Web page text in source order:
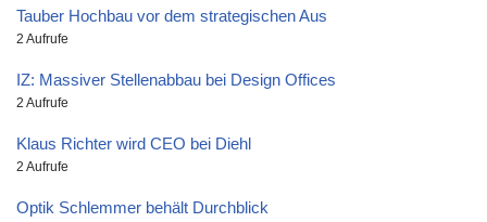
Tauber Hochbau vor dem strategischen Aus
2 Aufrufe
IZ: Massiver Stellenabbau bei Design Offices
2 Aufrufe
Klaus Richter wird CEO bei Diehl
2 Aufrufe
Optik Schlemmer behält Durchblick